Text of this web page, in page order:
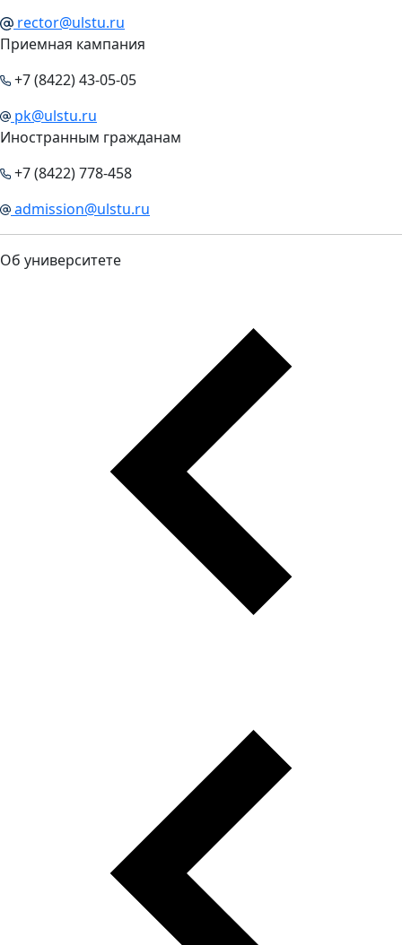
rector@ulstu.ru
Приемная кампания
+7 (8422) 43-05-05
pk@ulstu.ru
Иностранным гражданам
+7 (8422) 778-458
admission@ulstu.ru
Об университете